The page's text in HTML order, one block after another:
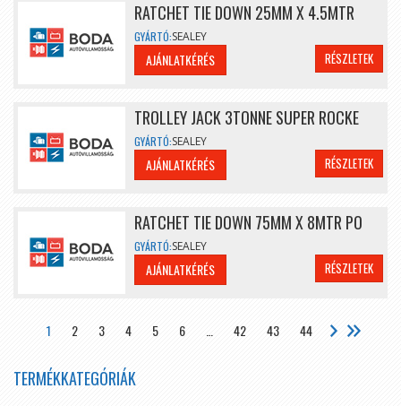
RATCHET TIE DOWN 25MM X 4.5MTR
GYÁRTÓ:SEALEY
AJÁNLATKÉRÉS RÉSZLETEK
TROLLEY JACK 3TONNE SUPER ROCKE
GYÁRTÓ:SEALEY
AJÁNLATKÉRÉS RÉSZLETEK
RATCHET TIE DOWN 75MM X 8MTR PO
GYÁRTÓ:SEALEY
AJÁNLATKÉRÉS RÉSZLETEK
1 2 3 4 5 6 42 43 44
TERMÉKKATEGÓRIÁK